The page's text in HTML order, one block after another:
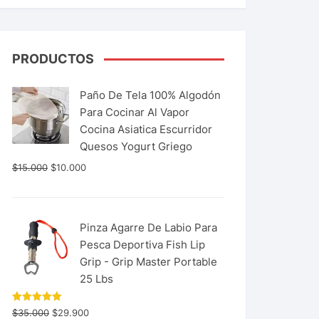
PRODUCTOS
Paño De Tela 100% Algodón
Para Cocinar Al Vapor
Cocina Asiatica Escurridor
Quesos Yogurt Griego
$15.000 $10.000
Pinza Agarre De Labio Para
Pesca Deportiva Fish Lip
Grip - Grip Master Portable
25 Lbs
Valorado
$35.000 $29.900